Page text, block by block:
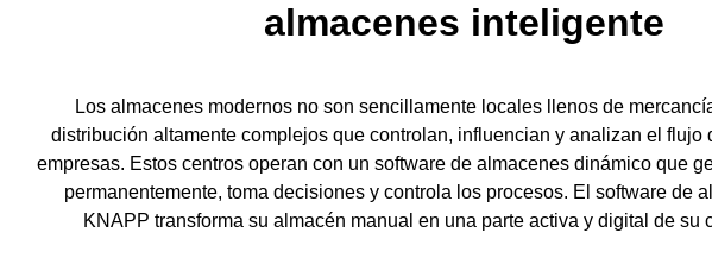
almacenes inteligente
Los almacenes modernos no son sencillamente locales llenos de
distribución altamente complejos que controlan, influencian y analizan el flujo
empresas. Estos centros operan con un software de almacenes dinámico que
permanentemente, toma decisiones y controla los procesos. El software de
KNAPP transforma su almacén manual en una parte activa y digital de su